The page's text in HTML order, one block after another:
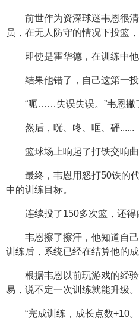
前世作为资深球迷韦恩很
员，在无人防守的情况下投篮
即使是霍华德，在训练中
结果他错了，自己这第一
“呃……失误失误。”韦恩撇
然后，咣、咚、哐、砰......
篮球场上响起了打铁交响曲
最终，韦恩用怒打50铁的
中的训练目标。
连续投了150多次篮，还得
韦恩擦了擦汗，他知道自
训练后，系统已经在结算他的成
根据韦恩以前玩游戏的经
易，说不定一次训练就能升级。
“完成训练，成长点数+10。